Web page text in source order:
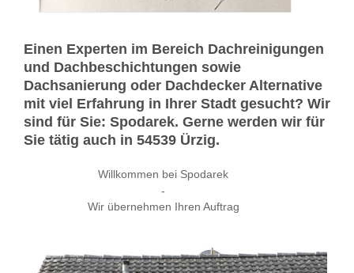
Einen Experten im Bereich Dachreinigungen
und Dachbeschichtungen sowie
Dachsanierung oder Dachdecker Alternative
mit viel Erfahrung in Ihrer Stadt gesucht? Wir
sind für Sie: Spodarek. Gerne werden wir für
Sie tätig auch in 54539 Ürzig.
Willkommen bei Spodarek
-
Wir übernehmen Ihren Auftrag